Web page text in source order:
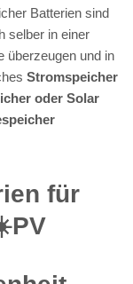
Batterien sind
selber in einer
überzeugen und in
Stromspeicher
oder Solar
für